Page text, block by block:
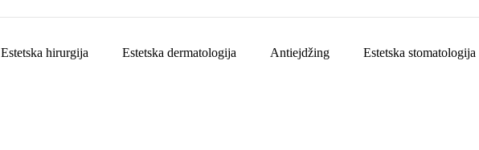
Estetska hirurgija Estetska dermatologija Antiejdžing Estetska stomatologija